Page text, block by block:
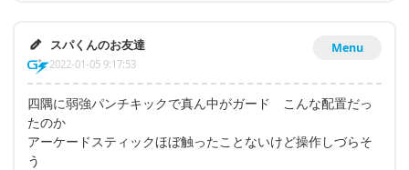
Menu
スパくんのお友達
2022-01-05 9:17:53
四隅に弱強パンチキックで真ん中がガード こんな配置だっ
たのか
アーケードスティックほぼ触ったことないけど操作しづらそ
う